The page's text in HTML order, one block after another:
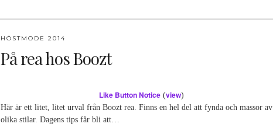
HÖSTMODE 2014
På rea hos Boozt
Like Button Notice (view)
Här är ett litet, litet urval från Boozt rea. Finns en hel del att fynda och massor av
olika stilar. Dagens tips får bli att…